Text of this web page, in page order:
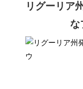
リグーリア
な